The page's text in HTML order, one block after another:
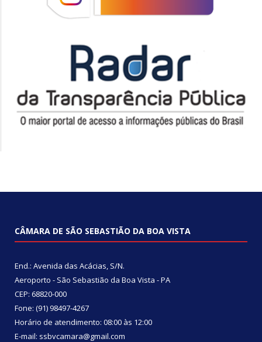
CÂMARA DE SÃO SEBASTIÃO DA BOA VISTA
End.: Avenida das Acácias, S/N.
Aeroporto - São Sebastião da Boa Vista - PA
CEP: 68820-000
Fone: (91) 98497-4267
Horário de atendimento: 08:00 às 12:00
E-mail: ssbvcamara@gmail.com